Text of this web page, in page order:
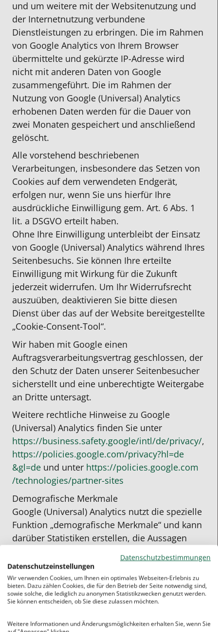
und um weitere mit der Websitenutzung und
der Internetnutzung verbundene
Dienstleistungen zu erbringen. Die im Rahmen
von Google Analytics von Ihrem Browser
übermittelte und gekürzte IP-Adresse wird
nicht mit anderen Daten von Google
zusammengeführt. Die im Rahmen der
Nutzung von Google (Universal) Analytics
erhobenen Daten werden für die Dauer von
zwei Monaten gespeichert und anschließend
gelöscht.
Alle vorstehend beschriebenen
Verarbeitungen, insbesondere das Setzen von
Cookies auf dem verwendeten Endgerät,
erfolgen nur, wenn Sie uns hierfür Ihre
ausdrückliche Einwilligung gem. Art. 6 Abs. 1
lit. a DSGVO erteilt haben.
Ohne Ihre Einwilligung unterbleibt der Einsatz
von Google (Universal) Analytics während Ihres
Seitenbesuchs. Sie können Ihre erteilte
Einwilligung mit Wirkung für die Zukunft
jederzeit widerrufen. Um Ihr Widerrufsrecht
auszuüben, deaktivieren Sie bitte diesen
Dienst über das auf der Website bereitgestellte
„Cookie-Consent-Tool“.
Wir haben mit Google einen
Auftragsverarbeitungsvertrag geschlossen, der
den Schutz der Daten unserer Seitenbesucher
sicherstellt und eine unberechtigte Weitergabe
an Dritte untersagt.
Weitere rechtliche Hinweise zu Google
(Universal) Analytics finden Sie unter
https://business.safety.google/intl/de/privacy/,
https://policies.google.com/privacy?hl=de
&gl=de und unter https://policies.google.com
/technologies/partner-sites
Demografische Merkmale
Google (Universal) Analytics nutzt die spezielle
Funktion „demografische Merkmale“ und kann
darüber Statistiken erstellen, die Aussagen
Seitenbesuchern treffen. Dies geschieht durch
die Analyse von Werbung und Informationen
von Drittanbietern. Dadurch können
Zielgruppen für Marketingaktivitäten
Datenschutzbestimmungen
Datenschutzeinstellungen
Wir verwenden Cookies, um Ihnen ein optimales Webseiten-Erlebnis zu
bieten. Dazu zählen Cookies, die für den Betrieb der Seite notwendig sind,
sowie solche, die lediglich zu anonymen Statistikzwecken genutzt werden.
Sie können entscheiden, ob Sie diese zulassen möchten.
Weitere Informationen und Änderungsmöglichkeiten erhalten Sie, wenn Sie